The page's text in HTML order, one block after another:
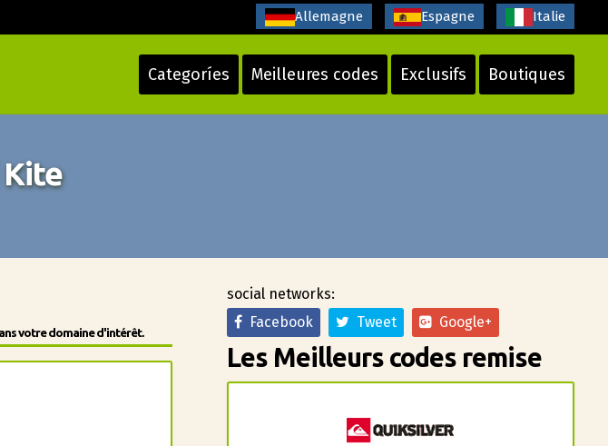
Categoríes Meilleures codes Exclusifs Boutiques
Allemagne Espagne Italie
Kite
votre domaine d'intérêt.
social networks:
Facebook
Tweet Google+
Les Meilleurs codes remise